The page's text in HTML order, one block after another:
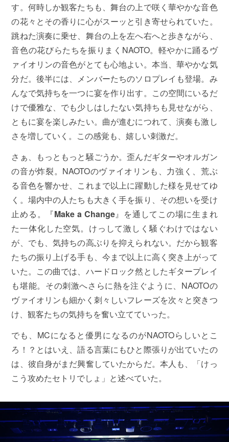
す。何時しか観客たちも、舞台の上で咲く華やかな音色
の花々とその香りに心がスーッと引き寄せられていた。
跳ねた演奏に乗せ、舞台の上を左へ右へと歩きながら、
音色の花びらたちを振りまくNAOTO。軽やかに踊るヴ
ァイオリンの音色がとても心地よい。本当、華やかな気
分だ。後半には、メンバーたちのソロプレイも登場。み
んなで気持ちを一つに宴を作り出す。この空間にいるだ
けで優雅な、でも少しはしたない気持ちも見せながら、
ともに宴を楽しみたい。曲が進むにつれて、演奏も激し
さを増していく。この感覚も、嬉しい刺激だ。
さぁ、もっともっと騒ごうか。歪んだギターやオルガン
の音が炸裂。NAOTOのヴァイオリンも、力強く、荒ぶ
る音色を響かせ、これまで以上に躍動した様を見せてゆ
く。場内中の人たちも大きく手を振り、その想いを受け
止める。『Make a Change』を通してこの場に生まれ
た一体化した空気。けっして激しく騒ぐわけではない
が、でも、気持ちの高ぶりを抑えられない。だから観客
たちの振り上げる手も、今まで以上に高く突き上がって
いた。この曲では、ハードロック然としたギタープレイ
も堪能。その刺激へさらに熱を注ぐように、NAOTOの
ヴァイオリンも細かく刺々しいフレーズを次々と突きつ
け、観客たちの気持ちを奮い立てていった。
でも、MCになると優男になるのがNAOTOらしいとこ
ろ！？とはいえ、語る言葉にもひと際張りが出ていたの
は、彼自身がまだ興奮していたからだ。本人も、「けっ
こう攻めたセトリでしょ」と述べていた。